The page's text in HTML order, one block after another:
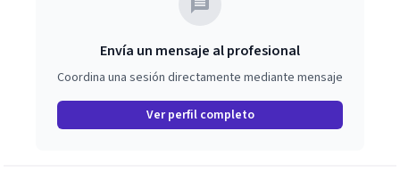
Envía un mensaje al profesional
Coordina una sesión directamente mediante mensaje
Ver perfil completo